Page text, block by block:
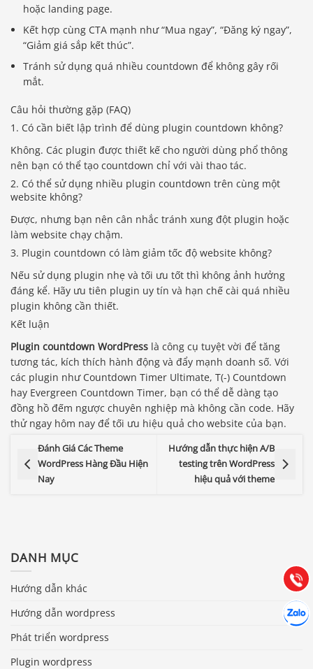
hoặc landing page.
Kết hợp cùng CTA mạnh như “Mua ngay”, “Đăng ký ngay”,
“Giảm giá sắp kết thúc”.
Tránh sử dụng quá nhiều countdown để không gây rối
mắt.
Câu hỏi thường gặp (FAQ)
1. Có cần biết lập trình để dùng plugin countdown không?
Không. Các plugin được thiết kế cho người dùng phổ thông
nên bạn có thể tạo countdown chỉ với vài thao tác.
2. Có thể sử dụng nhiều plugin countdown trên cùng một
website không?
Được, nhưng bạn nên cân nhắc tránh xung đột plugin hoặc
làm website chạy chậm.
3. Plugin countdown có làm giảm tốc độ website không?
Nếu sử dụng plugin nhẹ và tối ưu tốt thì không ảnh hưởng
đáng kể. Hãy ưu tiên plugin uy tín và hạn chế cài quá nhiều
plugin không cần thiết.
Kết luận
Plugin countdown WordPress là công cụ tuyệt vời để tăng
tương tác, kích thích hành động và đẩy mạnh doanh số. Với
các plugin như Countdown Timer Ultimate, T(-) Countdown
hay Evergreen Countdown Timer, bạn có thể dễ dàng tạo
đồng hồ đếm ngược chuyên nghiệp mà không cần code. Hãy
thử ngay hôm nay để tối ưu hiệu quả cho website của bạn.
Đánh Giá Các Theme
WordPress Hàng Đầu Hiện
Nay
Hướng dẫn thực hiện A/B
testing trên WordPress
hiệu quả với theme
DANH MỤC
Hướng dẫn khác
Hướng dẫn wordpress
Phát triển wordpress
Plugin wordpress
Gọi
(028) 22.166.144
Chát